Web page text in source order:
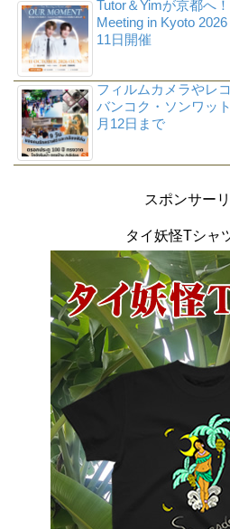
Tutor＆Yimが京都へ
Meeting in Kyoto
11日開催
フィルムカメラやレ
バンコク・ソンワッ
月12日まで
スポンサー
タイ妖怪Tシャ